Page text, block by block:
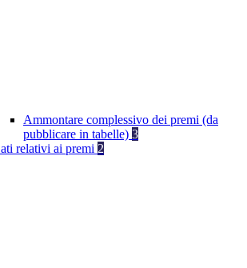
Ammontare complessivo dei premi (da
pubblicare in tabelle) 3
relativi ai premi 2